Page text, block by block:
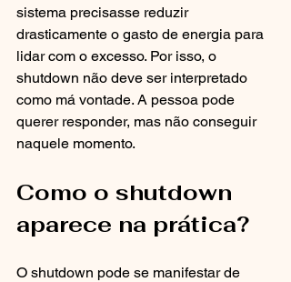
sistema precisasse reduzir
drasticamente o gasto de energia para
lidar com o excesso. Por isso, o
shutdown não deve ser interpretado
como má vontade. A pessoa pode
querer responder, mas não conseguir
naquele momento.
Como o shutdown
aparece na prática?
O shutdown pode se manifestar de